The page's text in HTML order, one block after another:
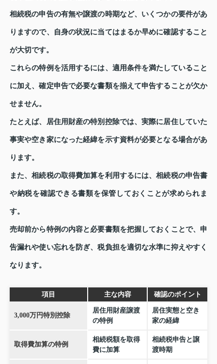
相続税の申告の有無や譲渡の時期など、いくつかの要件があ
りますので、自身の状況に当てはまるか早めに確認すること
が大切です。
これらの特例を活用するには、適用条件を満たしていること
に加え、確定申告で必要な書類を揃えて申告することが欠か
せません。
たとえば、居住用財産の特別控除では、実際に居住していた
事実や空き家になった経緯を示す資料が必要となる場合があ
ります。
また、相続税の取得費加算を利用するには、相続税の申告書
や納税を確認できる書類を保管しておくことが求められま
す。
売却前から特例の内容と必要書類を把握しておくことで、申
告漏れや使い忘れを防ぎ、税負担を適切な水準に抑えやすく
なります。
項目 主な内容 確認のポイント
3,000万円特別控除
居住用財産譲渡
の特例
居住実態と空き
家の経緯
取得費加算の特例
相続税額を取得
費に加算
相続税申告と譲
渡時期